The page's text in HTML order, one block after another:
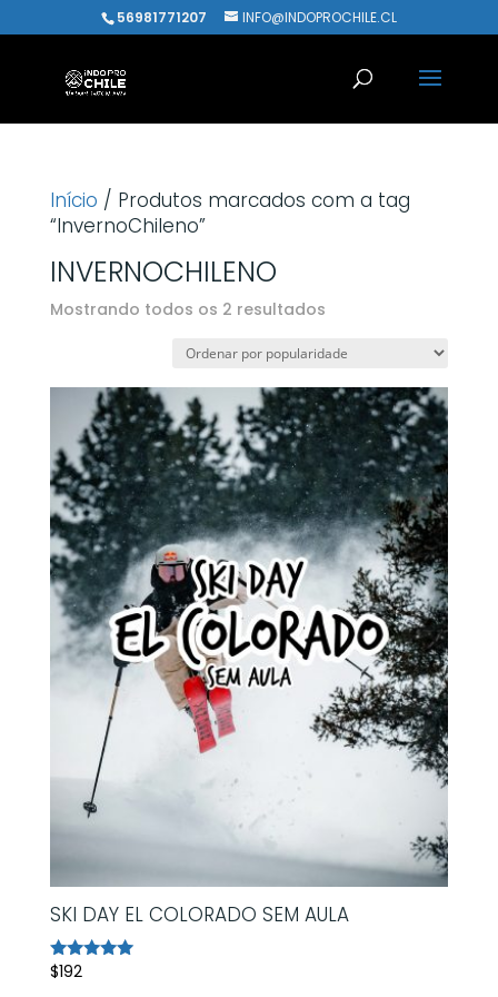
56981771207 INFO@INDOPROCHILE.CL
Início / Produtos marcados com a tag
“InvernoChileno”
INVERNOCHILENO
Mostrando todos os 2 resultadosClassificado
popularidade
SKI DAY EL COLORADO SEM AULA
Avaliação
$192